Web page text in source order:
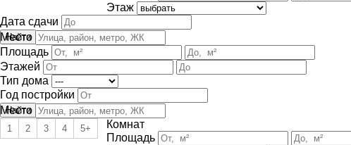
Этаж
Дата сдачи
Место
Площадь
Этажей
Тип дома
Год постройки
Место
Комнат
1 2 3 4 5+
Площадь